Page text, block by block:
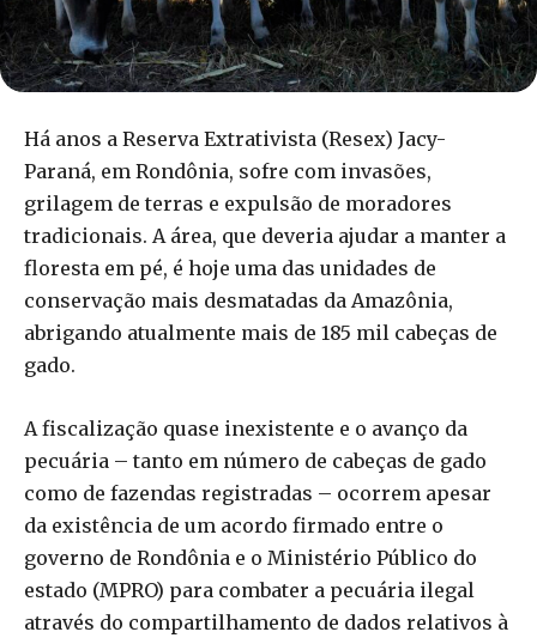
Há anos a Reserva Extrativista (Resex) Jacy-
Paraná, em Rondônia, sofre com invasões,
grilagem de terras e expulsão de moradores
tradicionais. A área, que deveria ajudar a manter a
floresta em pé, é hoje uma das unidades de
conservação mais desmatadas da Amazônia,
abrigando atualmente mais de 185 mil cabeças de
gado.
A fiscalização quase inexistente e o avanço da
pecuária – tanto em número de cabeças de gado
como de fazendas registradas – ocorrem apesar
da existência de um acordo firmado entre o
governo de Rondônia e o Ministério Público do
estado (MPRO) para combater a pecuária ilegal
através do compartilhamento de dados relativos à